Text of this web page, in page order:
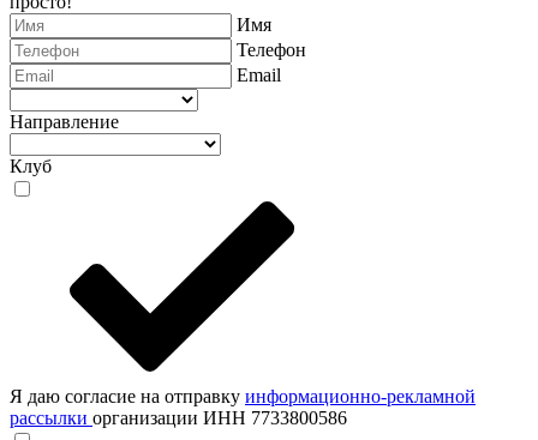
Имя
Телефон
Email
Направление
Клуб
Я даю согласие на отправку информационно-рекламной
рассылки организации ИНН 7733800586